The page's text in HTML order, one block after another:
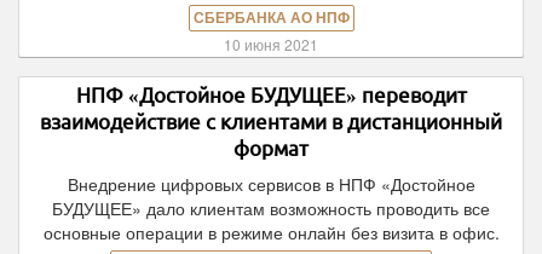
СБЕРБАНКА АО НПФ
10 июня 2021
НПФ «Достойное БУДУЩЕЕ» переводит
взаимодействие с клиентами в дистанционный
формат
Внедрение цифровых сервисов в НПФ «Достойное
БУДУЩЕЕ» дало клиентам возможность проводить все
основные операции в режиме онлайн без визита в офис.